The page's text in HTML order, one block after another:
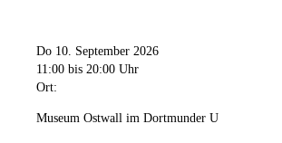
Do 10. September 2026
11:00 bis 20:00 Uhr
Ort:
Museum Ostwall im Dortmunder U